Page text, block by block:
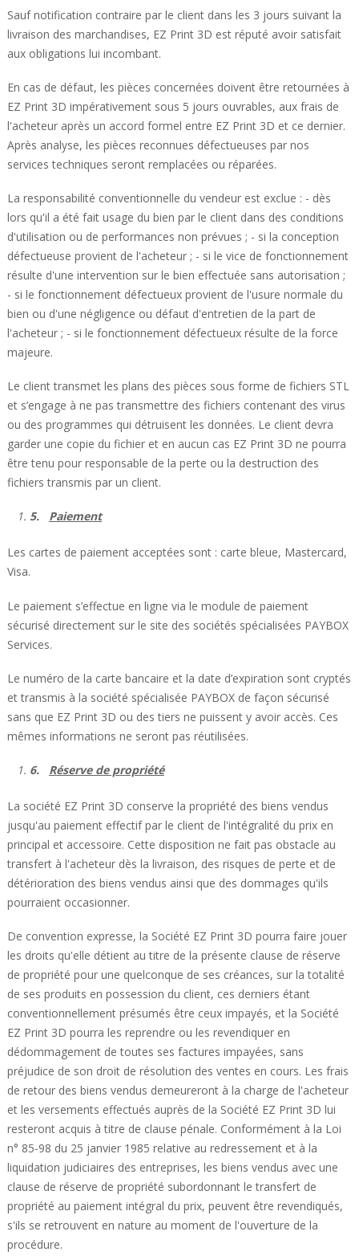
Sauf notification contraire par le client dans les 3 jours suivant la
livraison des marchandises, EZ Print 3D est réputé avoir satisfait
aux obligations lui incombant.
En cas de défaut, les pièces concernées doivent être retournées à
EZ Print 3D impérativement sous 5 jours ouvrables, aux frais de
l'acheteur après un accord formel entre EZ Print 3D et ce dernier.
Après analyse, les pièces reconnues défectueuses par nos
services techniques seront remplacées ou réparées.
La responsabilité conventionnelle du vendeur est exclue : - dès
lors qu'il a été fait usage du bien par le client dans des conditions
d'utilisation ou de performances non prévues ; - si la conception
défectueuse provient de l'acheteur ; - si le vice de fonctionnement
résulte d'une intervention sur le bien effectuée sans autorisation ;
- si le fonctionnement défectueux provient de l'usure normale du
bien ou d'une négligence ou défaut d'entretien de la part de
l'acheteur ; - si le fonctionnement défectueux résulte de la force
majeure.
Le client transmet les plans des pièces sous forme de fichiers STL
et s’engage à ne pas transmettre des fichiers contenant des virus
ou des programmes qui détruisent les données. Le client devra
garder une copie du fichier et en aucun cas EZ Print 3D ne pourra
être tenu pour responsable de la perte ou la destruction des
fichiers transmis par un client.
5. Paiement
Les cartes de paiement acceptées sont : carte bleue, Mastercard,
Visa.
Le paiement s’effectue en ligne via le module de paiement
sécurisé directement sur le site des sociétés spécialisées PAYBOX
Services.
Le numéro de la carte bancaire et la date d’expiration sont cryptés
et transmis à la société spécialisée PAYBOX de façon sécurisé
sans que EZ Print 3D ou des tiers ne puissent y avoir accès. Ces
mêmes informations ne seront pas réutilisées.
6. Réserve de propriété
La société EZ Print 3D conserve la propriété des biens vendus
jusqu'au paiement effectif par le client de l'intégralité du prix en
principal et accessoire. Cette disposition ne fait pas obstacle au
transfert à l'acheteur dès la livraison, des risques de perte et de
détérioration des biens vendus ainsi que des dommages qu'ils
pourraient occasionner.
De convention expresse, la Société EZ Print 3D pourra faire jouer
les droits qu'elle détient au titre de la présente clause de réserve
de propriété pour une quelconque de ses créances, sur la totalité
de ses produits en possession du client, ces derniers étant
conventionnellement présumés être ceux impayés, et la Société
EZ Print 3D pourra les reprendre ou les revendiquer en
dédommagement de toutes ses factures impayées, sans
préjudice de son droit de résolution des ventes en cours. Les frais
de retour des biens vendus demeureront à la charge de l'acheteur
et les versements effectués auprès de la Société EZ Print 3D lui
resteront acquis à titre de clause pénale. Conformément à la Loi
n° 85-98 du 25 janvier 1985 relative au redressement et à la
liquidation judiciaires des entreprises, les biens vendus avec une
clause de réserve de propriété subordonnant le transfert de
propriété au paiement intégral du prix, peuvent être revendiqués,
s'ils se retrouvent en nature au moment de l'ouverture de la
procédure.